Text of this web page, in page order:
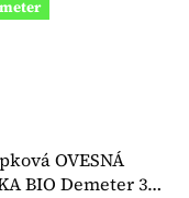
OVESNÁ
BIO Demeter 350